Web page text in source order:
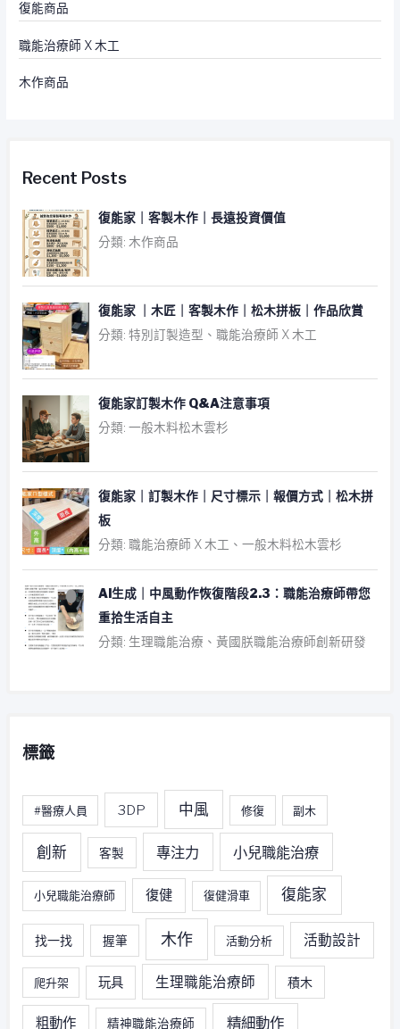
復能商品
職能治療師 X 木工
木作商品
Recent Posts
復能家｜客製木作｜長遠投資價值
分類: 木作商品
復能家 ｜木匠｜客製木作｜松木拼板｜作品欣賞
分類: 特別訂製造型、職能治療師 X 木工
復能家訂製木作 Q&A注意事項
分類: 一般木料松木雲杉
復能家｜訂製木作｜尺寸標示｜報價方式｜松木拼
板
分類: 職能治療師 X 木工、一般木料松木雲杉
AI生成｜中風動作恢復階段2.3：職能治療師帶您
重拾生活自主
分類: 生理職能治療、黃國朕職能治療師創新研發
標籤
#醫療人員 3DP 中風 修復 副木
創新 客製 專注力 小兒職能治療
小兒職能治療師 復健 復健滑車 復能家
找一找 握筆 木作 活動分析 活動設計
爬升架 玩具 生理職能治療師 積木
粗動作 精神職能治療師 精細動作